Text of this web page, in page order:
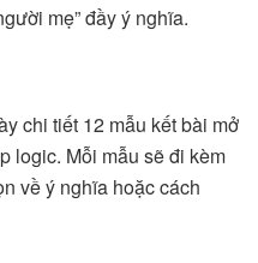
mẹ” đầy ý nghĩa.
chi tiết 12 mẫu kết bài mở
logic. Mỗi mẫu sẽ đi kèm
về ý nghĩa hoặc cách